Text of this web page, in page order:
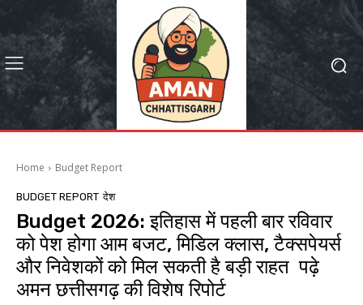
Home Budget Report
BUDGET REPORT देश
Budget 2026: इतिहास में पहली बार रविवार
को पेश होगा आम बजट, मिडिल क्लास, टैक्सपेयर्स
और निवेशकों को मिल सकती है बड़ी राहत पढ़े
अमन छत्तीसगढ़ की विशेष रिपोर्ट